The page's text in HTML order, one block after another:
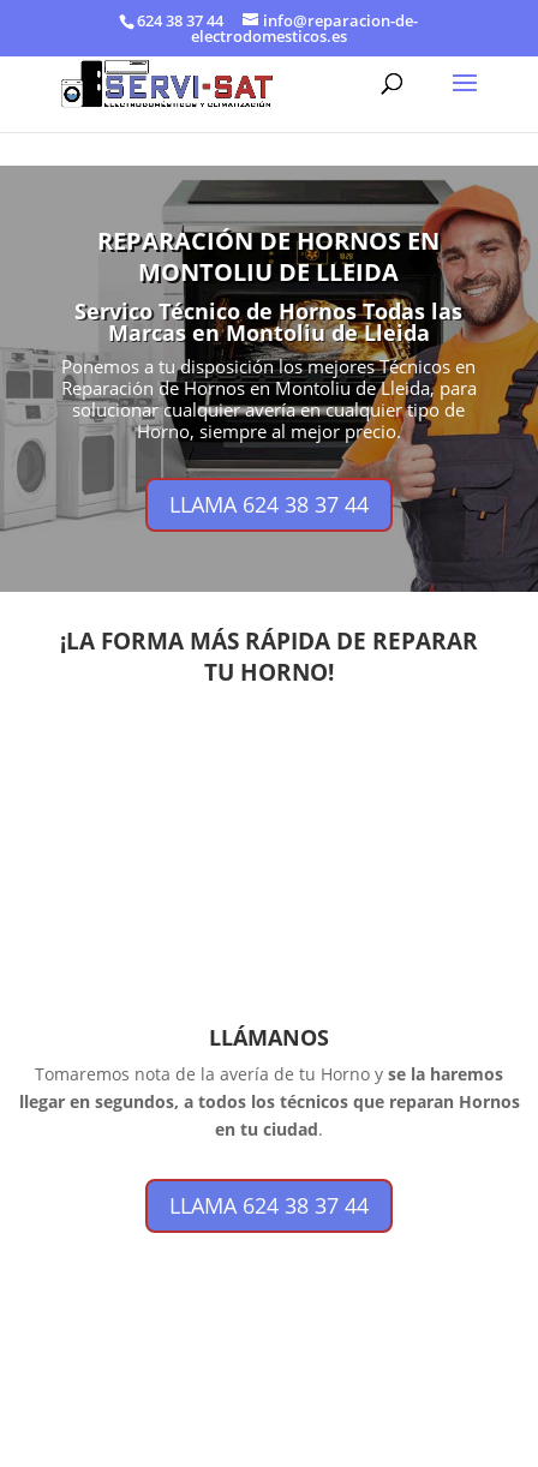
624 38 37 44 info@reparacion-de-
electrodomesticos.es
REPARACIÓN DE HORNOS EN
MONTOLIU DE LLEIDA
Servico Técnico de Hornos Todas las
Marcas en Montoliu de Lleida
Ponemos a tu disposición los mejores Técnicos en
Reparación de Hornos en Montoliu de Lleida, para
solucionar cualquier avería en cualquier tipo de
Horno, siempre al mejor precio.
LLAMA 624 38 37 44
¡LA FORMA MÁS RÁPIDA DE REPARAR
TU HORNO!
LLÁMANOS
Tomaremos nota de la avería de tu Horno y se la haremos
llegar en segundos, a todos los técnicos que reparan Hornos
en tu ciudad.
LLAMA 624 38 37 44